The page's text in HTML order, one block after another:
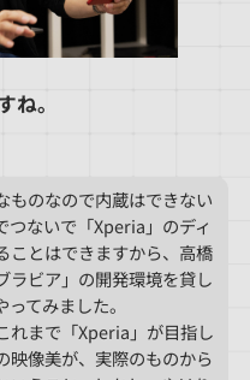
ね。
ものなので内蔵はできない
つないで「Xperia」のディ
ことはできますから、高橋
ラビア」の開発環境を貸し
てみました。
れまで「Xperia」が目指し
映像美が、実際のものから